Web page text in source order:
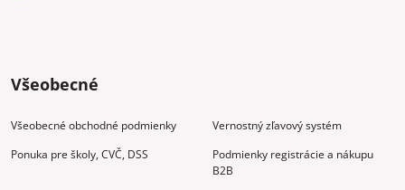
Všeobecné
Všeobecné obchodné podmienky
Vernostný zľavový systém
Ponuka pre školy, CVČ, DSS
Podmienky registrácie a nákupu
B2B